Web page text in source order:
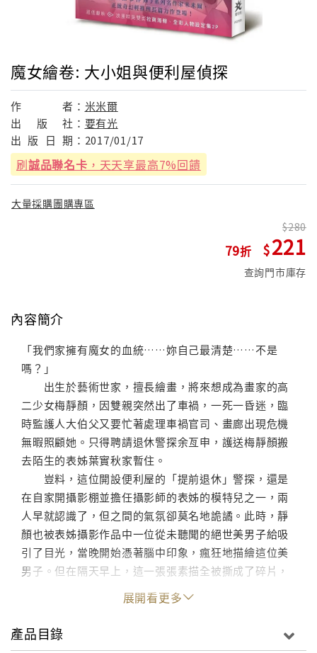
魔女繪卷: 大小姐與便利屋偵探
作 者： 米米爾
出
版 社： 要有光
出 版 日 期： 2017/01/17
刷誠品聯名卡 ，天天享最高7%回饋
大量採購團購專區
79
280
221
查詢門市庫存
內容簡介
「我們家擁有魔女的血統……妳自己最清楚……不是
嗎？」
出生於藝術世家，擅長繪畫，將來想成為畫家的高
二少女梅靜顏，因雙親突然出了車禍，一死一昏迷，臨
時監護人大伯父又要忙著處理車禍官司、畫廊出現危機
無暇照顧她。只得聘請退休警探余亙申，護送梅靜顏搬
去陌生的表姊葉實秋家暫住。
豈料，這位開設便利屋的「提前退休」警探，還是
在自家開攝影棚並擔任攝影師的表姊的模特兒之一，兩
人早就認識了，但之間的氣氛卻莫名地詭譎。此時，靜
顏也被表姊攝影作品中一位從未聽聞的絕世美男子給吸
引了目光，當晚開始憑著腦中印象，瘋狂地描繪這位美
男子。但在隔天早上，這一張張素描全被撕成了碎片，
並且出外寫生時遇到的當地人，也對她說了些有關表姊
家是「魔女之家」、鬧鬼的詭異傳聞……
之後，重傷昏迷的母親甦醒了，卻陷入失常的狀
態，暗戀母親已久的大伯父也顯露出完全掌控她與靜顏
展開看更多
產品目錄